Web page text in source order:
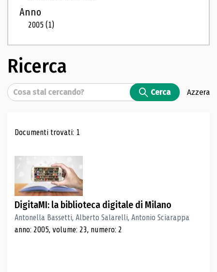
Anno
2005(1)
Ricerca
Cerca Cerca Azzera
Risultati di ricerca
Documenti trovati: 1
DigitaMI: la biblioteca digitale di Milano
Antonella Bassetti, Alberto Salarelli, Antonio Sciarappa
anno: 2005, volume: 23, numero: 2